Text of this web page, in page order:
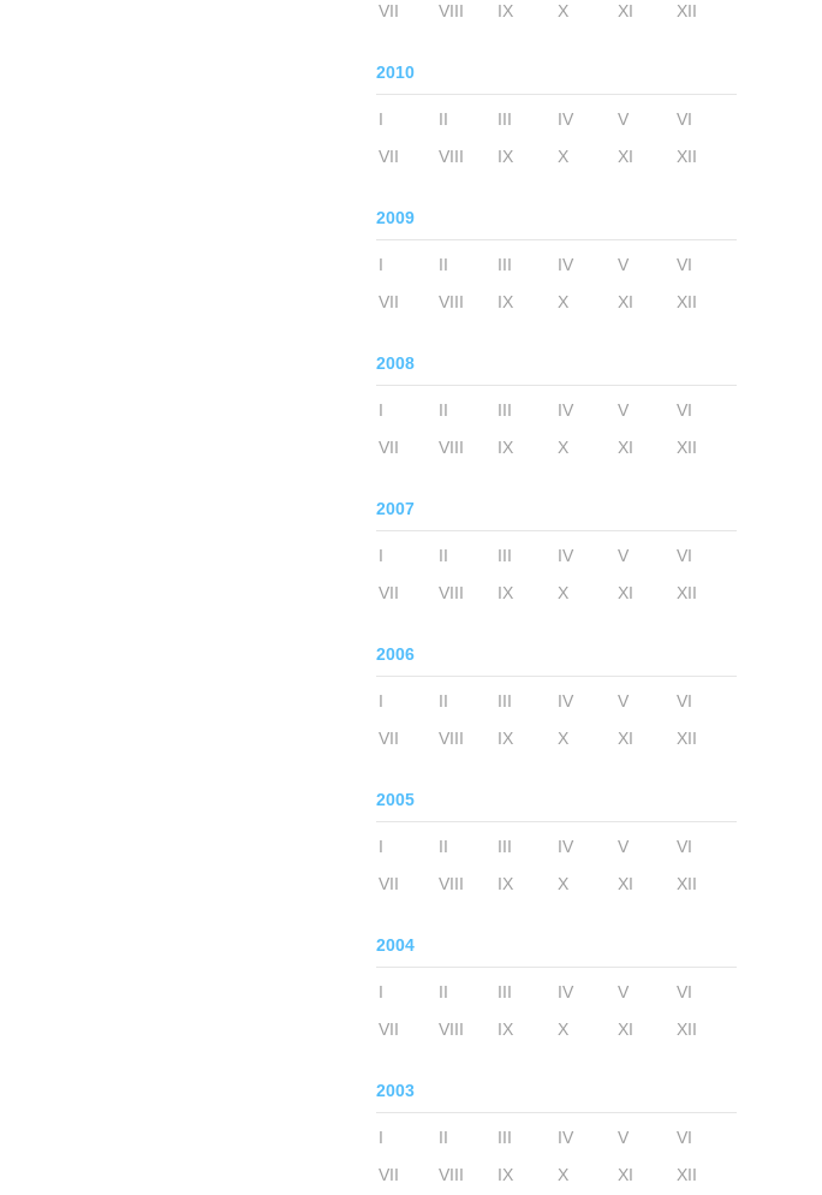
VII
VIII IX X XI XII
2010
I II III IV V
VI
VII
VIII IX X XI XII
2009
I II III IV V
VI
VII
VIII IX X XI XII
2008
I II III IV V
VI
VII
VIII IX X XI XII
2007
I II III IV V
VI
VII
VIII IX X XI XII
2006
I II III IV V
VI
VII
VIII IX X XI XII
2005
I II III IV V
VI
VII
VIII IX X XI XII
2004
I II III IV V
VI
VII
VIII IX X XI XII
2003
I II III IV V
VI
VII
VIII IX X XI XII